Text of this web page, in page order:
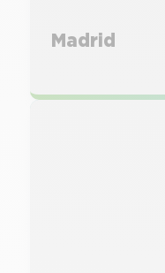
Madrid